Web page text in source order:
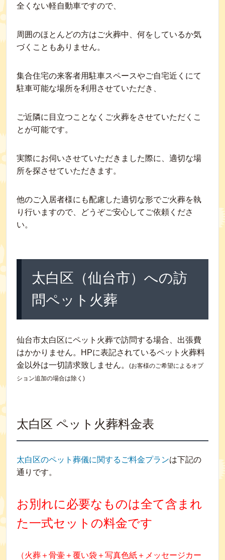
全くない軽自動車ですので、
周囲のほとんどの方はご火葬中、何をしているか気
づくこともありません。
集合住宅の来客者用駐車スペースやご自宅近くにて
駐車可能な場所を利用させていただき、
ご近隣に目立つことなくご火葬をさせていただくこ
とが可能です。
実際にお伺いさせていただきました際に、適切な場
所を探させていただきます。
他のご入居者様にも配慮した適切な形でご火葬を執
り行いますので、どうぞご安心してご依頼くださ
い。
太白区（仙台市）への訪
問ペット火葬
仙台市太白区にペット火葬で訪問する場合、出張費
はかかりません。HPに表記されているペット火葬料
金以外は一切請求致しません。
(お客様のご希望によるオプ
ション追加の場合は除く)
太白区 ペット火葬料金表
太白区のペット葬儀に関するご料金プランは下記の
通りです。
お別れに必要なものは全て含まれ
た一式セットの料金です
（火葬＋骨壷＋覆い袋＋写真色紙＋メッセージカー